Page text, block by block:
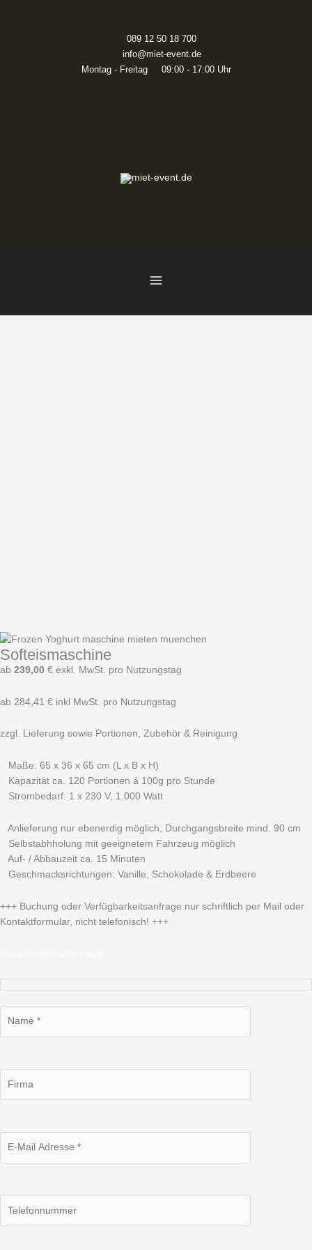
089 12 50 18 700
info@miet-event.de
Montag - Freitag 09:00 - 17:00 Uhr
Softeismaschine
ab 239,00 € exkl. MwSt. pro Nutzungstag
ab 284,41 € inkl MwSt. pro Nutzungstag
zzgl. Lieferung sowie Portionen, Zubehör & Reinigung
Maße: 65 x 36 x 65 cm (L x B x H)
Kapazität ca. 120 Portionen á 100g pro Stunde
Strombedarf: 1 x 230 V, 1.000 Watt
Anlieferung nur ebenerdig möglich, Durchgangsbreite mind. 90 cm
Selbstabhholung mit geeignetem Fahrzeug möglich
Auf- / Abbauzeit ca. 15 Minuten
Geschmacksrichtungen: Vanille, Schokolade & Erdbeere
+++ Buchung oder Verfügbarkeitsanfrage nur schriftlich per Mail oder
Kontaktformular, nicht telefonisch! +++